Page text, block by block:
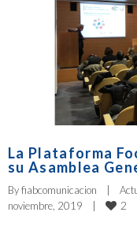
La Plataforma
su Asamblea
By fiabcomunicacion
noviembre, 2019
2